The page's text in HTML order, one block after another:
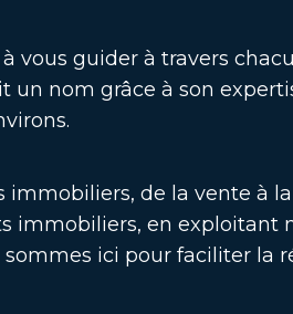
vous guider à travers
un nom grâce à son
de la vente à
immobiliers, en exploitant
ici pour faciliter la